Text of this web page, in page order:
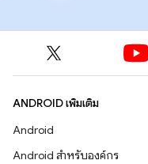
ANDROID เพิ่มเติม
Android
Android สำหรับองค์กร